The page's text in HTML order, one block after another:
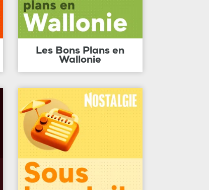
Les Bons Plans en
Wallonie